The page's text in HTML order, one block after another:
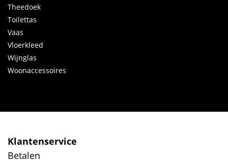
Theedoek
Toilettas
Vaas
Vloerkleed
Wijnglas
Woonaccessoires
Klantenservice
Betalen